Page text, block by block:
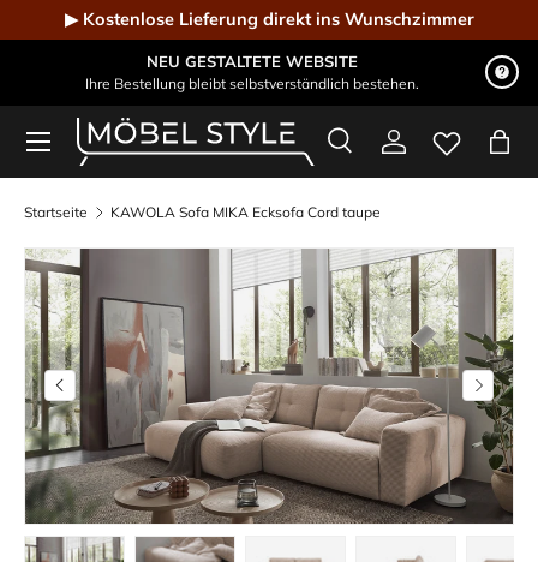
Direkt zum Inhalt
▶ Kostenlose Lieferung direkt ins Wunschzimmer
NEU GESTALTETE WEBSITE
Ihre Bestellung bleibt selbstverständlich bestehen.
Möbel Style - Der Online-Shop für Designmöbel
Suchen
SucheEinloggen
Menü
Startseite KAWOLA Sofa MIKA Ecksofa Cord taupe
Bild 15 ist nun in der Galerieansicht verfügbar
Vorherige Nächste
Bild 15 in Galerieansicht laden
Bild 16 in Galerieansicht laden